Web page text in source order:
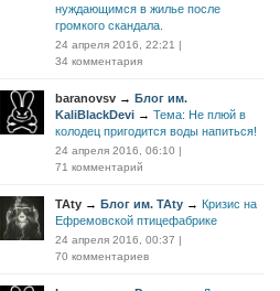
нуждающимся в жилье после
громкого скандала.
24 апреля 2016, 22:21 |
34 комментария
baranovsv → Блог им.
KaliBlackDevi → Тема: Не плюй в
колодец пригодится воды напиться!
24 апреля 2016, 06:10 |
71 комментарий
TAty → Блог им. TAty → Кризис на
Ефремовской птицефабрике
24 апреля 2016, 00:37 |
70 комментариев